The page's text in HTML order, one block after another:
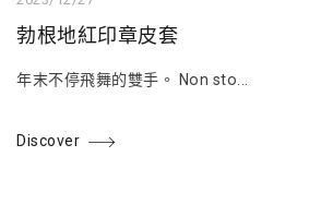
勃根地紅印章皮套
年末不停飛舞的雙手。 Non sto...
Discover